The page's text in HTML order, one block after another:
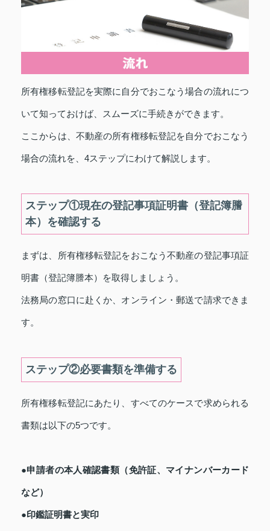
所有権移転登記を実際に自分でおこなう場合の流れにつ
いて知っておけば、スムーズに手続きができます。
ここからは、不動産の所有権移転登記を自分でおこなう
場合の流れを、4ステップにわけて解説します。
ステップ①現在の登記事項証明書（登記簿謄
本）を確認する
まずは、所有権移転登記をおこなう不動産の登記事項証
明書（登記簿謄本）を取得しましょう。
法務局の窓口に赴くか、オンライン・郵送で請求できま
す。
ステップ②必要書類を準備する
所有権移転登記にあたり、すべてのケースで求められる
書類は以下の5つです。
●申請者の本人確認書類（免許証、マイナンバーカード
など）
●印鑑証明書と実印